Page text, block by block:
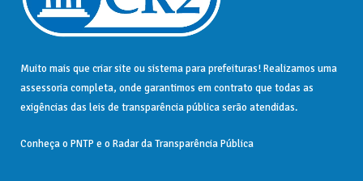
Muito mais que criar site ousistema para prefeituras! Realizamos uma
assessoriacompleta, onde garantimos em contrato que todas as
exigências das leis de transparência públicaserão atendidas.
Conheça o PNTP e o Radar da Transparência Pública